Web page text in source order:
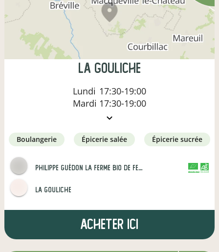
La Gouliche
Lundi 17:30-19:00
Mardi 17:30-19:00
boulangerie épicerie salée épicerie sucrée
Philippe Guédon La Ferme Bio de Ferrieres CERTIFIÉ PAR FR-BIO-01
AGRICULTURE FRANCE
La Gouliche
Acheter ici